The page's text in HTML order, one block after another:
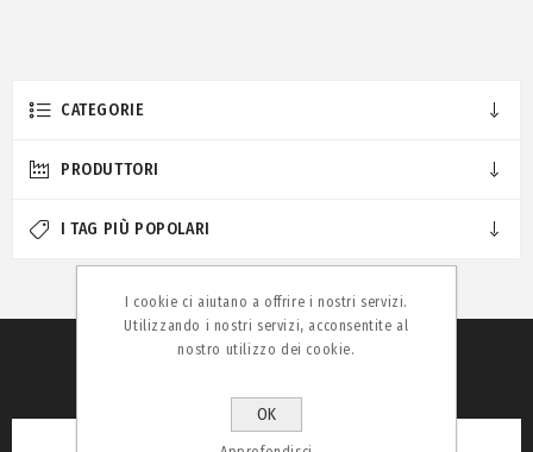
CATEGORIE
PRODUTTORI
I TAG PIÙ POPOLARI
I cookie ci aiutano a offrire i nostri servizi.
Utilizzando i nostri servizi, acconsentite al
nostro utilizzo dei cookie.
OK